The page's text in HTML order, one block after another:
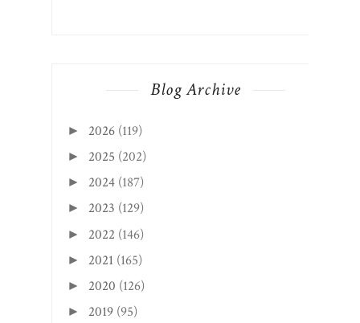
Blog Archive
► 2026 (119)
► 2025 (202)
► 2024 (187)
► 2023 (129)
► 2022 (146)
► 2021 (165)
► 2020 (126)
► 2019 (95)